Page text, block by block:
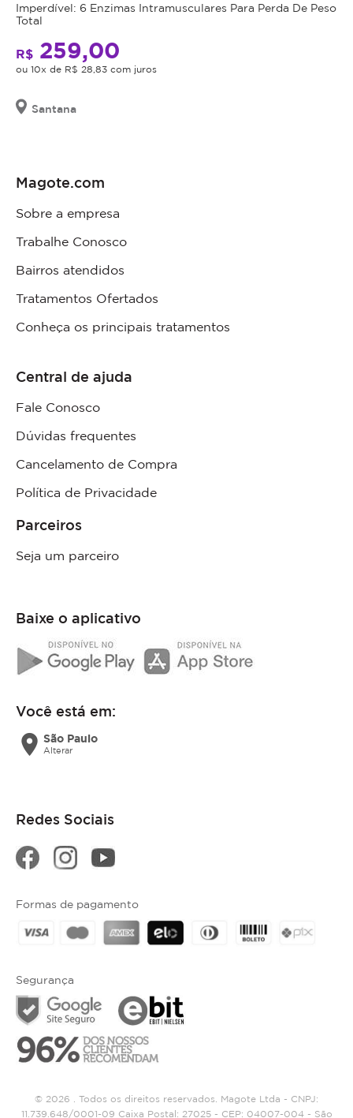
Imperdível: 6 Enzimas Intramusculares Para Perda De Peso
Total
R$ 259,00
ou 10x de R$ 28,83 com juros
Santana
Magote.com
Sobre a empresa
Trabalhe Conosco
Bairros atendidos
Tratamentos Ofertados
Conheça os principais tratamentos
Central de ajuda
Fale Conosco
Dúvidas frequentes
Cancelamento de Compra
Política de Privacidade
Parceiros
Seja um parceiro
Baixe o aplicativo
Você está em:
location_on São Paulo
Alterar
Redes Sociais
Segurança
Formas de pagamento
© 2026 . Todos os direitos reservados. Magote Ltda - CNPJ:
11.739.648/0001-09 Caixa Postal: 27025 - CEP: 04007-004 - São